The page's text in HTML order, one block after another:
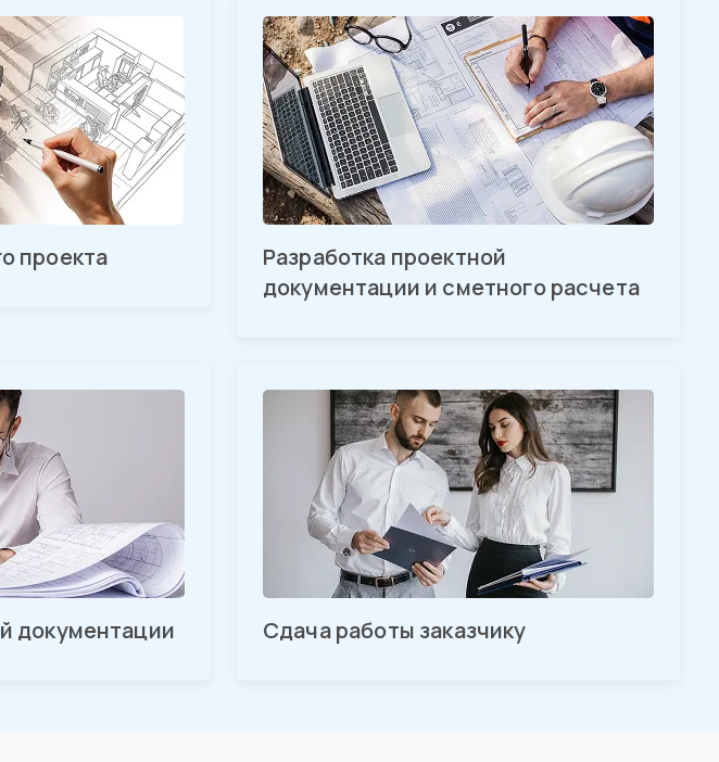
проекта
Разработка проектной
документации и сметного расчета
документации Сдача работы заказчику